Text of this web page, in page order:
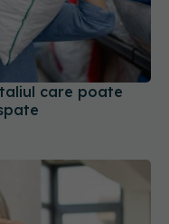
care poate